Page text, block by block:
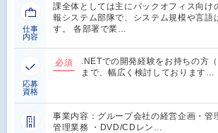
仕事
内容
課全体としては主にバックオフィス向け
報システム部隊で、システム規模や言語
す。 各部署で業…
応募
資格
必須
.NETでの開発経験をお持ちの方
まで、幅広く検討しております…
事業内容：グループ会社の経営企画・管
管理業務 ・DVD/CDレン…